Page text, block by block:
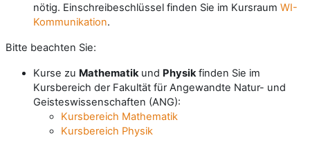
nötig. Einschreibeschlüssel finden Sie im Kursraum WI-
Kommunikation.
Bitte beachten Sie:
Kurse zu Mathematik und Physikfinden Sie im
Kursbereich der Fakultät für Angewandte Natur- und
Geisteswissenschaften (ANG):
Kursbereich Mathematik
Kursbereich Physik